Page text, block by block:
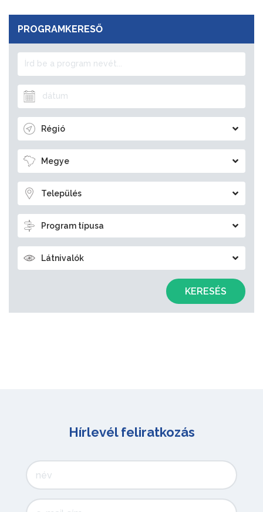
PROGRAMKERESŐ
Régió
Megye
Település
Program típusa
Látnivalók
KERESÉS
Hírlevél feliratkozás